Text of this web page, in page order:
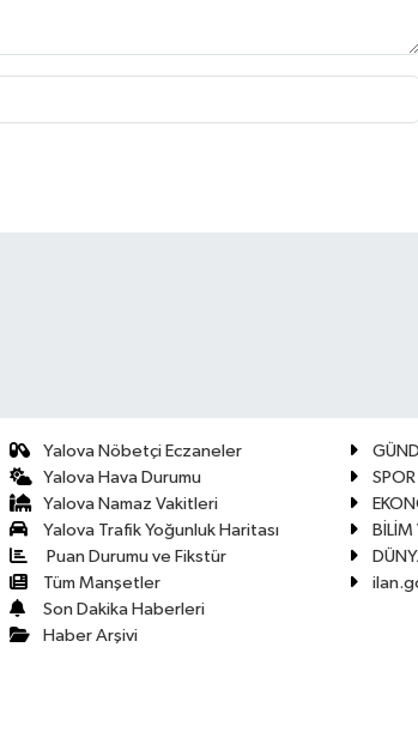
Yalova Nöbetçi Eczaneler
Yalova Hava Durumu
Yalova Namaz Vakitleri
Yalova Trafik Yoğunluk Haritası
Puan Durumu ve Fikstür
Tüm Manşetler
Son Dakika Haberleri
Haber Arşivi
SPOR
BİLİM